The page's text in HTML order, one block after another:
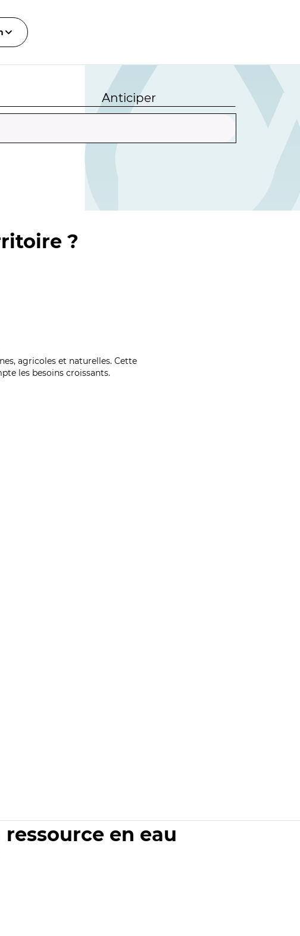
Anticiper
?
agricoles et naturelles. Cette
les besoins croissants.
en eau